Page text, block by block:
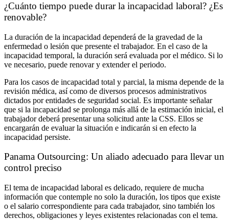
¿Cuánto tiempo puede durar la incapacidad laboral? ¿Es
renovable?
La duración de la incapacidad dependerá de la gravedad de la
enfermedad o lesión que presente el trabajador. En el caso de la
incapacidad temporal, la duración será evaluada por el médico. Si lo
ve necesario, puede renovar y extender el periodo.
Para los casos de incapacidad total y parcial, la misma depende de la
revisión médica, así como de diversos procesos administrativos
dictados por entidades de seguridad social. Es importante señalar
que si la incapacidad se prolonga más allá de la estimación inicial, el
trabajador deberá presentar una solicitud ante la CSS. Ellos se
encargarán de evaluar la situación e indicarán si en efecto la
incapacidad persiste.
Panama Outsourcing: Un aliado adecuado para llevar un
control preciso
El tema de incapacidad laboral es delicado, requiere de mucha
información que contemple no solo la duración, los tipos que existe
o el salario correspondiente para cada trabajador, sino también los
derechos, obligaciones y leyes existentes relacionadas con el tema.